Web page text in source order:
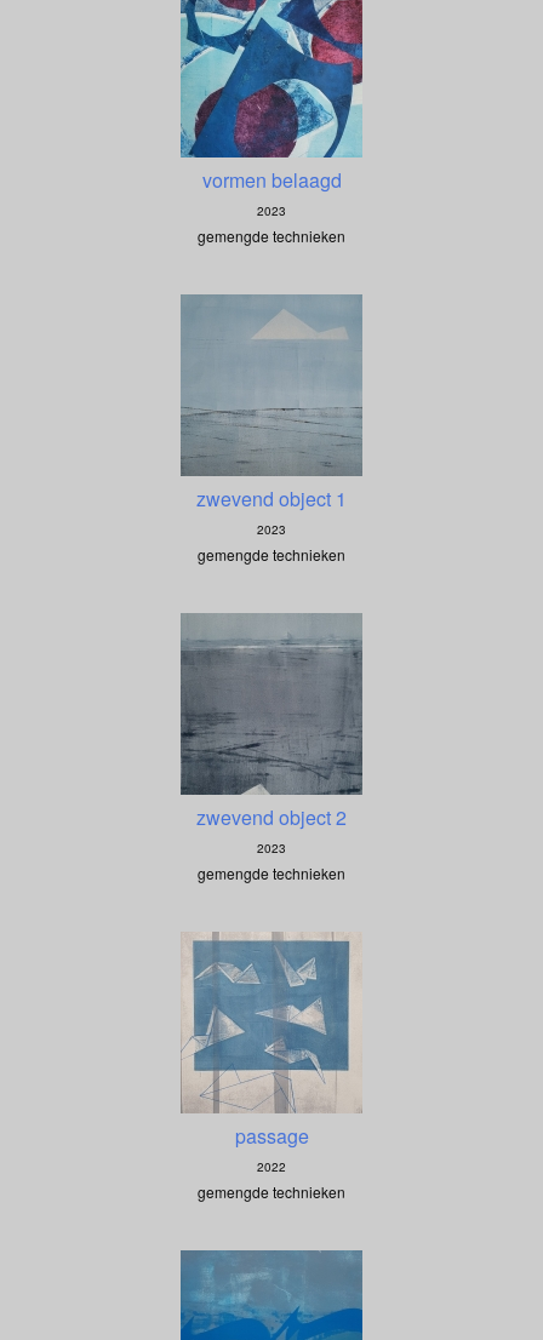
vormen belaagd
2023
gemengde technieken
zwevend object 1
2023
gemengde technieken
zwevend object 2
2023
gemengde technieken
passage
2022
gemengde technieken